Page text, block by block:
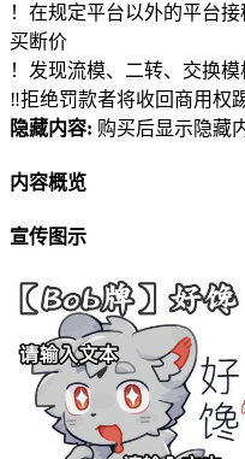
！在规定平台以外的平台
买断价
！发现流模、二转、交换
‼拒绝罚款者将收回商用权
隐藏内容: 购买后显示隐藏
内容概览
宣传图示